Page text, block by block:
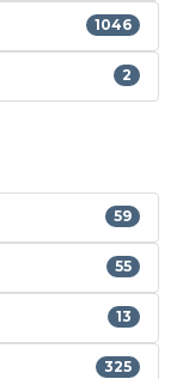
1046
2
59
55
13
325